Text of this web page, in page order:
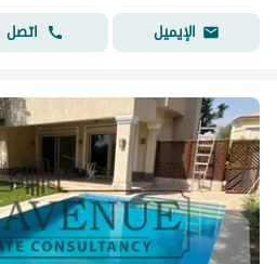
الإيميل
اتصل